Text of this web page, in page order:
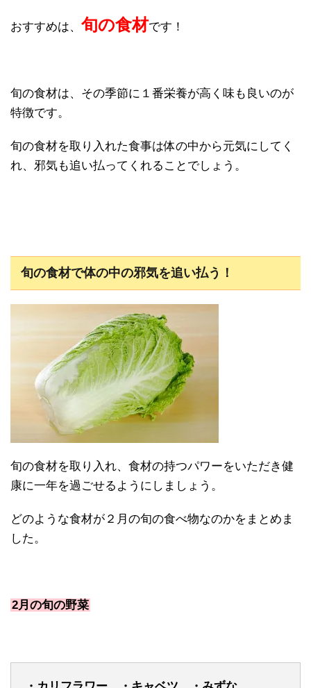
おすすめは、 旬の食材です！
旬の食材は、その季節に１番栄養が高く味も良いのが
特徴です。
旬の食材を取り入れた食事は体の中から元気にしてく
れ、邪気も追い払ってくれることでしょう。
旬の食材で体の中の邪気を追い払う！
旬の食材を取り入れ、食材の持つパワーをいただき健
康に一年を過ごせるようにしましょう。
どのような食材が２月の旬の食べ物なのかをまとめま
した。
2月の旬の野菜